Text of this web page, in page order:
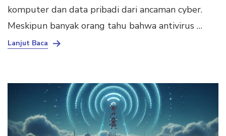
komputer dan data pribadi dari ancaman cyber.
Meskipun banyak orang tahu bahwa antivirus …
Lanjut Baca